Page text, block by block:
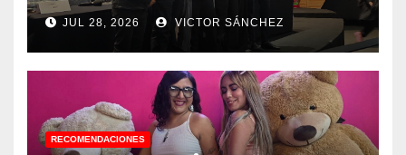
sedes, invitados y todo lo que
debes saber
JUL 28, 2026 VICTOR SÁNCHEZ
RECOMENDACIONES